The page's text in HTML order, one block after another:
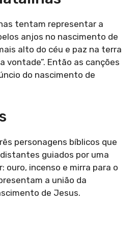
tentam representar a
anjos no nascimento de
alto do céu e paz na terra
vontade”. Então as canções
do nascimento de
personagens bíblicos que
guiados por uma
ouro, incenso e mirra para o
a união da
de Jesus.